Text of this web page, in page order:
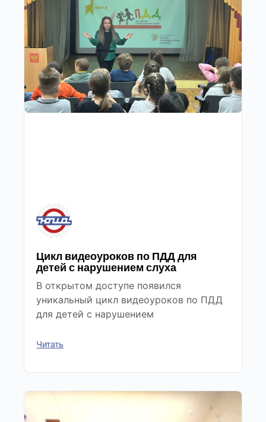
Цикл видеоуроков по ПДД для
детей с нарушением слуха
В открытом доступе появился
уникальный цикл видеоуроков по ПДД
для детей с нарушением
Читать